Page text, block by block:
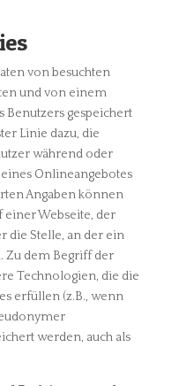
von besuchten
und von einem
Benutzers gespeichert
Linie dazu, die
während oder
Onlineangebotes
Angaben können
einer Webseite, der
die Stelle, an der ein
Zu dem Begriff der
Technologien, die die
erfüllen (z.B., wenn
werden, auch als